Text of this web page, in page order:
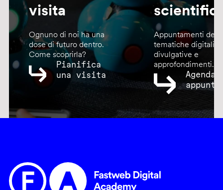
visita
Ognuno di noi ha una
dose di futuro dentro.
Come scoprirla?
Pianifica
una visita
Appuntamenti
tematiche digitali,
divulgative e
approfondimenti.
Agenda